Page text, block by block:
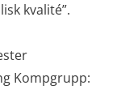
kvalité”.
Kompgrupp: